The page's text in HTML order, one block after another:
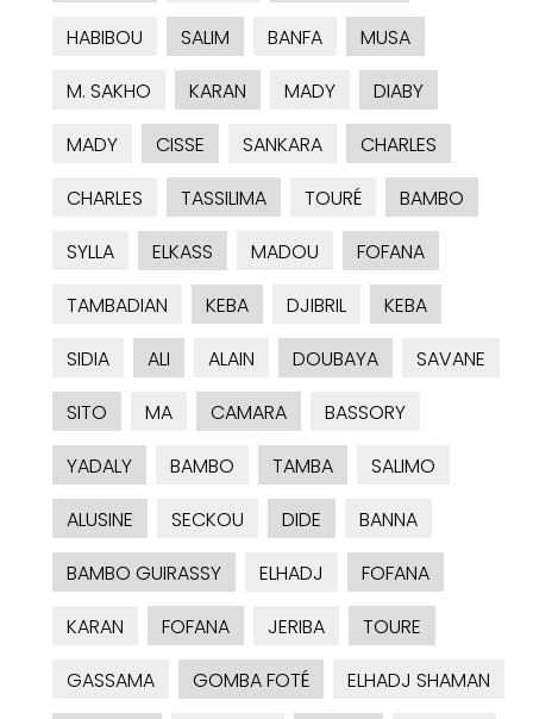
HABIBOU SALIM BANFA
MUSA
M. SAKHO
KARAN MADY
DIABY
MADY
CISSE SANKARA
CHARLES
CHARLES
TASSILIMA TOURÉ
BAMBO
SYLLA
ELKASS MADOU
FOFANA
TAMBADIAN
KEBA DJIBRIL
KEBA
SIDIA
ALI ALAIN DOUBAYA
SAVANE
SITO
MA CAMARA
BASSORY
YADALY
BAMBO TAMBA
SALIMO
ALUSINE
SECKOU DIDE
BANNA
BAMBO GUIRASSY
ELHADJ
FOFANA
KARAN
FOFANA JERIBA
TOURE
GASSAMA
GOMBA FOTÉ
ELHADJ SHAMAN